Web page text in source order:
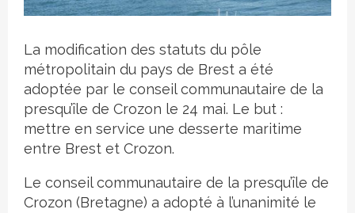
Crédit photo
La modification des statuts du pôle
métropolitain du pays de Brest a été
adoptée par le conseil communautaire de la
presqu’île de Crozon le 24 mai. Le but :
mettre en service une desserte maritime
entre Brest et Crozon.
Le conseil communautaire de la presqu’île de
Crozon (Bretagne) a adopté à l’unanimité le